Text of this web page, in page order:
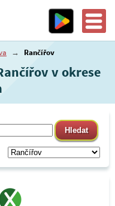
→ Rančířov
v okrese